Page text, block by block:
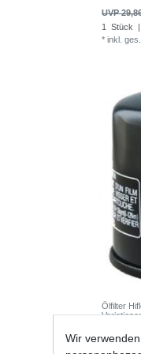
UVP
1 Stück
*inkl.
Ölfilter
UVP
Wir